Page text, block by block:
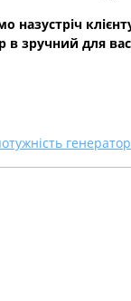
клієнту
в зручний для вас